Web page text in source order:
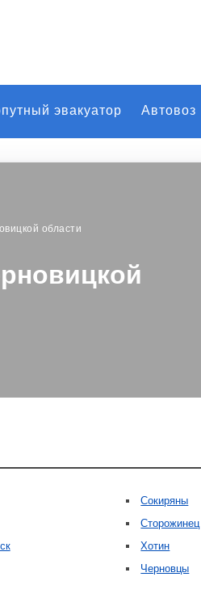
эвакуатор Автовоз
области
Сокиряны
Сторожинец
Хотин
Черновцы